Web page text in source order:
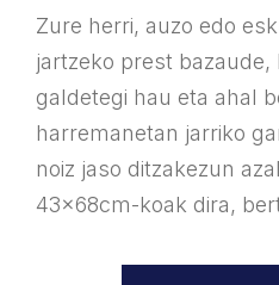
Zure herri, auzo edo
jartzeko prest bazaude,
galdetegi hau eta ahal
harremanetan jarriko
noiz jaso ditzakezun
43x68cm-koak dira,